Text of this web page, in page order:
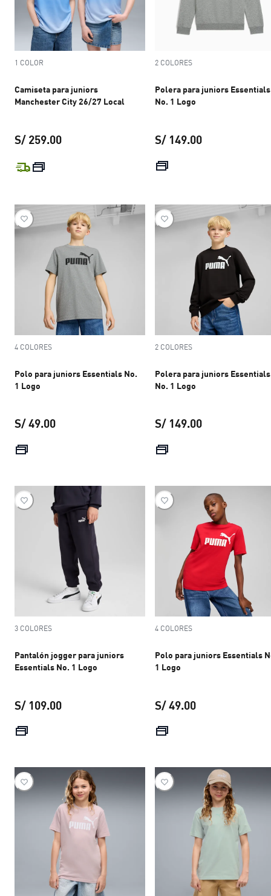
1 COLOR
Camiseta para juniors
Manchester City 26/27 Local
S/ 259.00
precio actual S/ 259.00
2 COLORES
Polera para juniors Essentials
No. 1 Logo
S/ 149.00
4 COLORES
Polo para juniors Essentials No.
1 Logo
S/ 49.00
2 COLORES
Polera para juniors Essentials
No. 1 Logo
S/ 149.00
3 COLORES
Pantalón jogger para juniors
Essentials No. 1 Logo
S/ 109.00
precio actual S/ 109.00
4 COLORES
Polo para juniors Essentials
1 Logo
S/ 49.00